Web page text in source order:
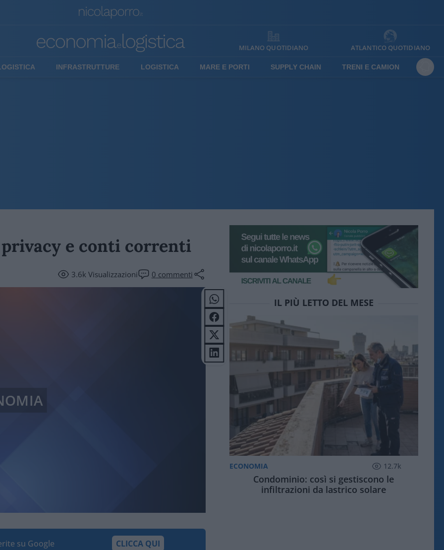
MILANO QUOTIDIANO ATLANTICO QUOTIDIANO
INFRASTRUTTURE LOGISTICA MARE E PORTI SUPPLY CHAIN TRENI E CAMION
e conti correnti
3.6kVisualizzazioni 0 commenti
su Google CLICCA QUI
IL PIÙ LETTO DEL MESE
ECONOMIA 12.7k
Condominio: così si gestiscono le
infiltrazioni da lastrico solare